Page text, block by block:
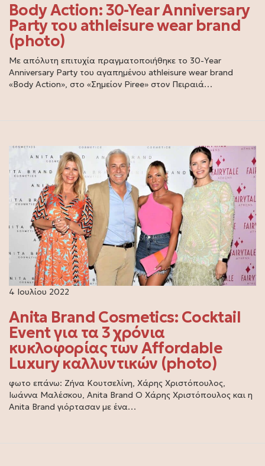
Body Action: 30-Year Anniversary
Party του athleisure wear brand
(photo)
Με απόλυτη επιτυχία πραγματοποιήθηκε το 30-Year
Anniversary Party του αγαπημένου athleisure wear brand
«Body Action», στο «Σημείον Piree» στον Πειραιά…
4 Ιουλίου 2022
Anita Brand Cosmetics: Cocktail
Event για τα 3 χρόνια
κυκλοφορίας των Affordable
Luxury καλλυντικών (photo)
φωτο επάνω: Ζήνα Κουτσελίνη, Χάρης Χριστόπουλος,
Ιωάννα Μαλέσκου, Anita Brand Ο Χάρης Χριστόπουλος και η
Anita Brand γιόρτασαν με ένα…